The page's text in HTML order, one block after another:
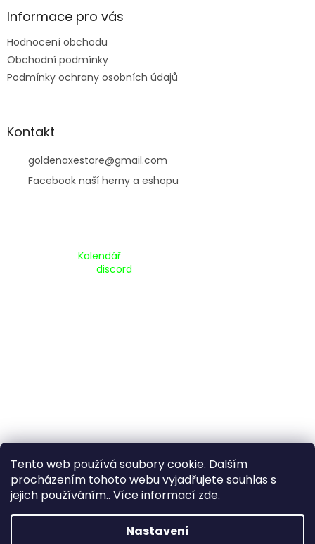
Tento web používá soubory cookie. Dalším
procházením tohoto webu vyjadřujete souhlas s
jejich používáním.. Více informací zde.
Nastavení
Informace pro vás
Hodnocení obchodu
Obchodní podmínky
Podmínky ochrany osobních údajů
Kontakt
goldenaxestore@gmail.com
Facebook naší herny a eshopu
Kalendář
discord
Vytvořil Shoptet